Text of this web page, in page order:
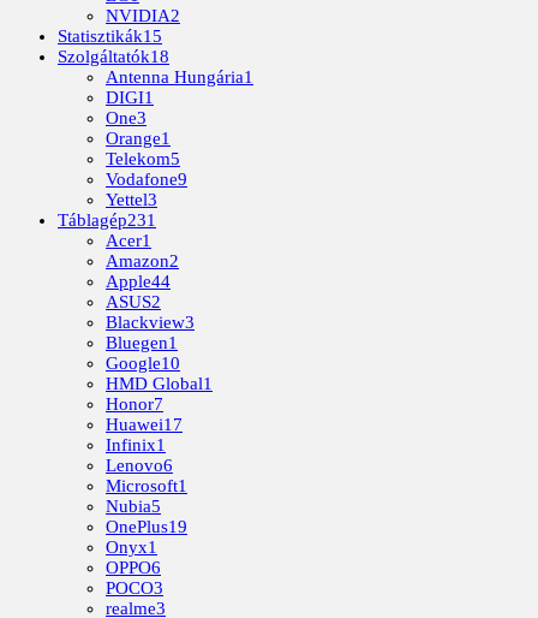
NVIDIA2
Statisztikák15
Szolgáltatók18
Antenna Hungária1
DIGI1
One3
Orange1
Telekom5
Vodafone9
Yettel3
Táblagép231
Acer1
Amazon2
Apple44
ASUS2
Blackview3
Bluegen1
Google10
HMD Global1
Honor7
Huawei17
Infinix1
Lenovo6
Microsoft1
Nubia5
OnePlus19
Onyx1
OPPO6
POCO3
realme3